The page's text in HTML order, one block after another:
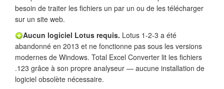
besoin de traiter les fichiers un par un ou de les télécharger
sur un site web.
Aucun logiciel Lotus requis. Lotus 1-2-3 a été
abandonné en 2013 et ne fonctionne pas sous les versions
modernes de Windows. Total Excel Converter lit les fichiers
.123 grâce à son propre analyseur — aucune installation de
logiciel obsolète nécessaire.